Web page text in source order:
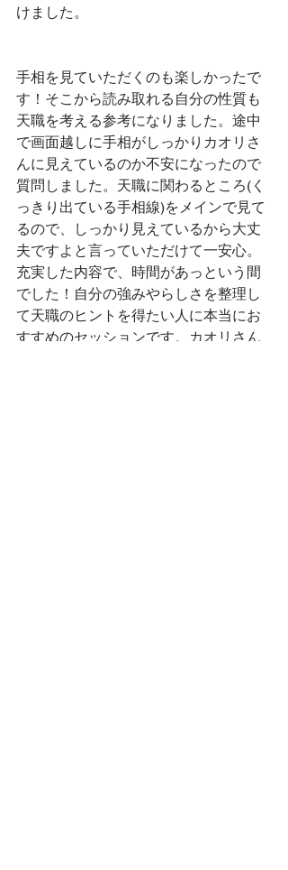
けました。
手相を見ていただくのも楽しかったで
す！そこから読み取れる自分の性質も
天職を考える参考になりました。途中
で画面越しに手相がしっかりカオリさ
んに見えているのか不安になったので
質問しました。天職に関わるところ(く
っきり出ている手相線)をメインで見て
るので、しっかり見えているから大丈
夫ですよと言っていただけて一安心。
充実した内容で、時間があっという間
でした！自分の強みやらしさを整理し
て天職のヒントを得たい人に本当にお
すすめのセッションです。カオリさん